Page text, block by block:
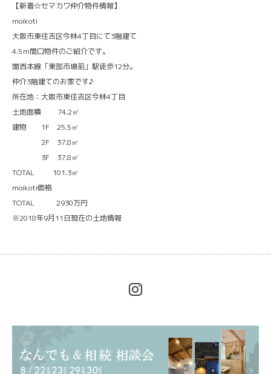
【新着☆セマカワ仲介物件情報】
moikoti
大阪市東住吉区今林4丁目にて3階建て
4.5ｍ間口物件のご紹介です。
関西本線「東部市場前」駅徒歩12分。
仲介3階建てのお家です♪
所在地：大阪市東住吉区今林4丁目
土地面積 74.2㎡
建物 1F 25.5㎡
2F 37.8㎡
3F 37.8㎡
TOTAL 101.3㎡
moikoti価格
TOTAL 2930万円
※2018年9月11日現在の土地情報